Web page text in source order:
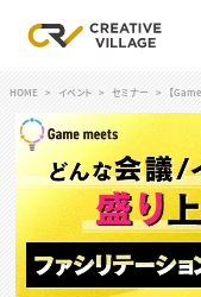
ログイン
クリエイター求人を
HOME イベント セミナー 【